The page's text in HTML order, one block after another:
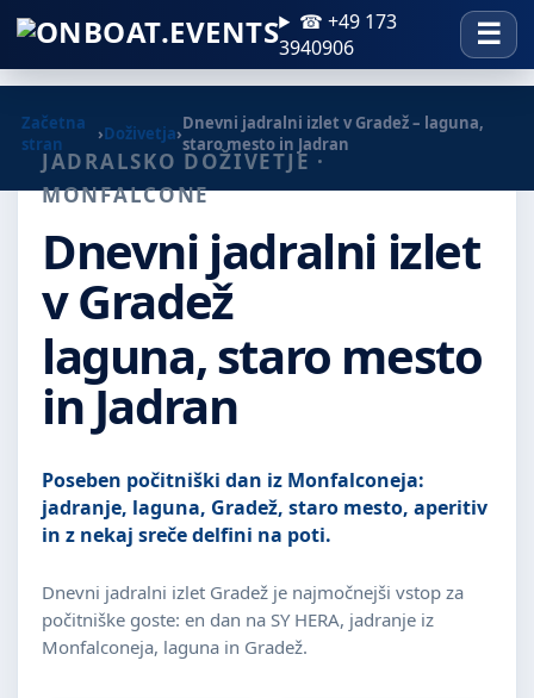
☎ +49 173
3940906
Začetna
stran
›Doživetja›Dnevni jadralni izlet v Gradež – laguna,
staro mesto in Jadran
JADRALSKO DOŽIVETJE ·
MONFALCONE
Dnevni jadralni izlet
v Gradež
laguna, staro mesto
in Jadran
Poseben počitniški dan iz Monfalconeja:
jadranje, laguna, Gradež, staro mesto, aperitiv
in z nekaj sreče delfini na poti.
Dnevni jadralni izlet Gradež je najmočnejši vstop za
počitniške goste: en dan na SY HERA, jadranje iz
Monfalconeja, laguna in Gradež.